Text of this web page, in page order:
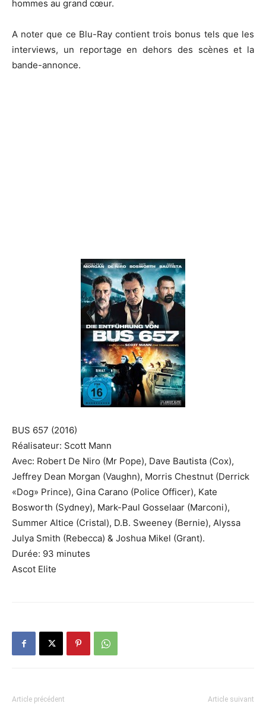
hommes au grand cœur.
A noter que ce Blu-Raycontient trois bonus tels que les
interviews, un reportage en dehors des scènes et la
bande-annonce.
BUS 657 (2016)
Réalisateur: Scott Mann
Avec: Robert De Niro (Mr Pope), Dave Bautista (Cox),
Jeffrey Dean Morgan (Vaughn), Morris Chestnut (Derrick
«Dog» Prince), Gina Carano (Police Officer), Kate
Bosworth (Sydney), Mark-Paul Gosselaar (Marconi),
Summer Altice (Cristal), D.B. Sweeney (Bernie), Alyssa
Julya Smith (Rebecca) & Joshua Mikel (Grant).
Durée: 93 minutes
Ascot Elite
Article précédent Article suivant